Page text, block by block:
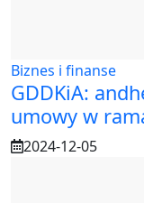
Biznes i finanse
GDDKiA:
umowy w
2024-12-05